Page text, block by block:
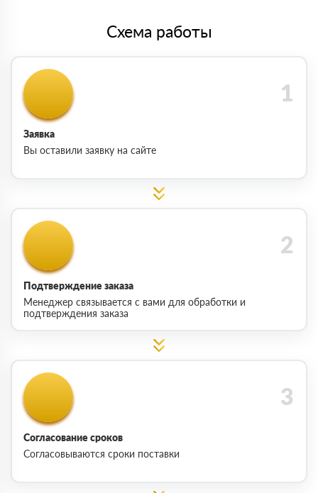
Схема работы
Заявка
Вы оставили заявку на сайте
Подтверждение заказа
Менеджер связывается с вами для обработки и
подтверждения заказа
Согласование сроков
Согласовываются сроки поставки